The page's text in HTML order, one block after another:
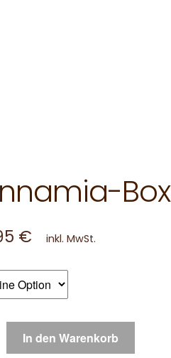
Box
€ inkl. MwSt.
In den Warenkorb